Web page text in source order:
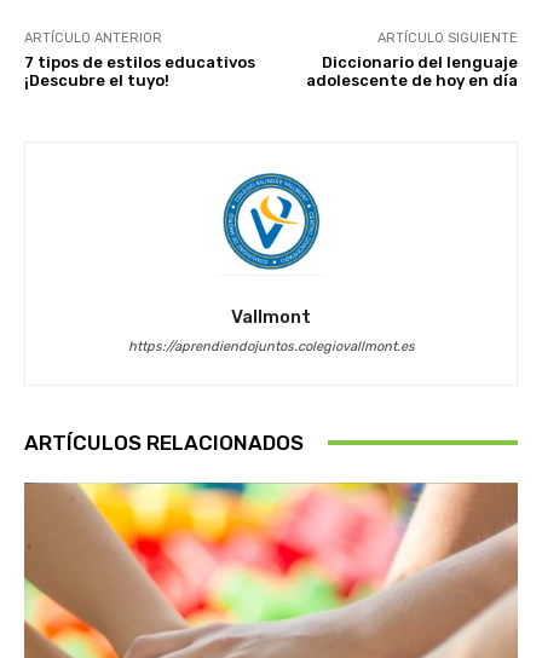
ARTÍCULO ANTERIOR
7 tipos de estilos educativos
¡Descubre el tuyo!
ARTÍCULO SIGUIENTE
Diccionario del lenguaje
adolescente de hoy en día
Vallmont
https://aprendiendojuntos.colegiovallmont.es
ARTÍCULOS RELACIONADOS